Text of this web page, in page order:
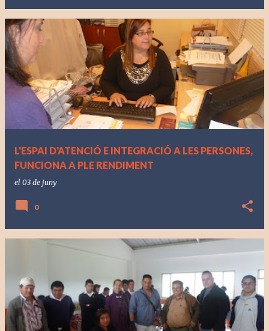
L'ESPAI D'ATENCIÓ E INTEGRACIÓ A LES PERSONES,
FUNCIONA A PLE RENDIMENT
el 03 de juny
0